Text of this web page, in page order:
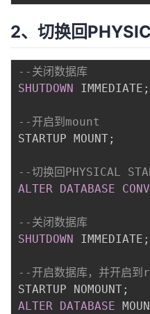
2、切换回
--关闭数据库
SHUTDOWN
IMMEDIATE ;
--开启到mount
STARTUP MOUNT;
--切换回PHYSICAL
ALTER
DATABASE
--关闭数据库
SHUTDOWN
IMMEDIATE ;
--开启数据库，并开启
STARTUP NOMOUNT;
ALTER
DATABASE